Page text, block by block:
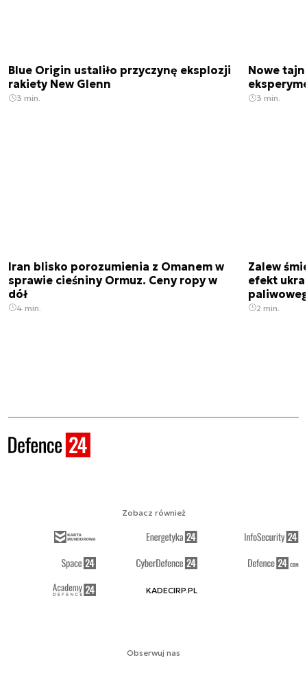
Blue Origin ustaliło przyczynę eksplozji
rakiety New Glenn
3 min.
Nowe
3 min.
Iran blisko porozumienia z Omanem w
sprawie cieśniny Ormuz. Ceny ropy w
dół
4 min.
Zalew
efekt
2 min.
Obserwuj nas
Zobacz również
KADECIRP.PL